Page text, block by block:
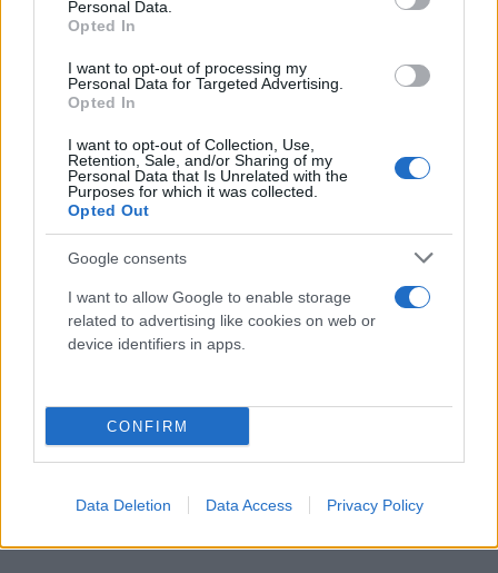
Personal Data.
Opted In
I want to opt-out of processing my
Personal Data for Targeted Advertising.
Opted In
I want to opt-out of Collection, Use,
Retention, Sale, and/or Sharing of my
Personal Data that Is Unrelated with the
Purposes for which it was collected.
Opted Out
Google consents
I want to allow Google to enable storage
related to advertising like cookies on web or
device identifiers in apps.
CONFIRM
Data Deletion Data Access Privacy Policy
Καιρός: Στους 38 βαθμούς «σκαρφαλώνει» η
θερμοκρασία - Μέχρι και 6 μποφόρ οι άνεμοι